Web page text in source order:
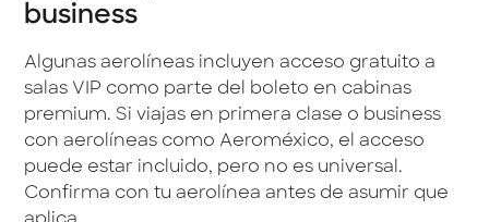
business
Algunas aerolíneas incluyen acceso gratuito a
salas VIP como parte del boleto en cabinas
premium. Si viajas en primera clase o business
con aerolíneas como Aeroméxico, el acceso
puede estar incluido, pero no es universal.
Confirma con tu aerolínea antes de asumir que